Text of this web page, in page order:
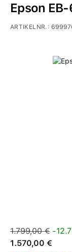
Bildergalerie
Epson
ARTIKELNR.:
Verkaufspreis:
Regulärer Preis:
1.799,00 € -
1.570,00 €